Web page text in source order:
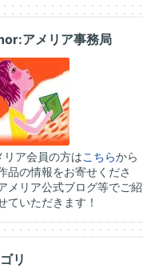
アメリア事務局
リア会員の方はこちらから
品の情報をお寄せくださ
メリア公式ブログ等でご紹
ていただきます！
リ